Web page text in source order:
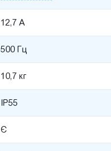
12,7 A
500 Гц
10,7 кг
IP55
Є